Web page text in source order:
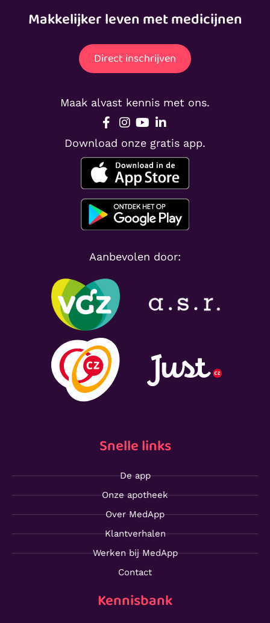
Makkelijker leven met medicijnen
Direct inschrijven
Maak alvast kennis met ons.
Download onze gratis app.
Aanbevolen door:
Snelle links
De app
Onze apotheek
Over MedApp
Klantverhalen
Werken bij MedApp
Contact
Kennisbank